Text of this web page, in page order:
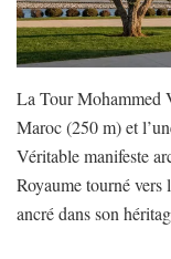
La Tour Mohammed
Maroc (250 m) et
Véritable manifeste
Royaume tourné vers
ancré dans son